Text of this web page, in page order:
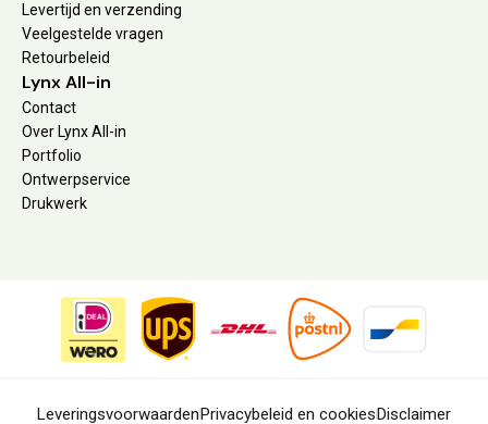
Levertijd en verzending
Veelgestelde vragen
Retourbeleid
Lynx All-in
Contact
Over Lynx All-in
Portfolio
Ontwerpservice
Drukwerk
LeveringsvoorwaardenPrivacybeleid en cookiesDisclaimer